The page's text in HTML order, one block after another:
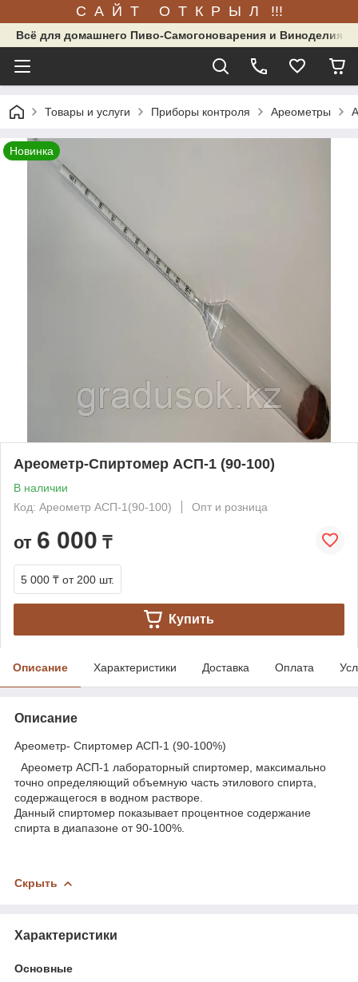
С А Й Т О Т К Р Ы Л !!!
Всё для домашнего Пиво-Самогоноварения и Виноделия.
Товары и услуги Приборы контроля Ареометры
Новинка
Ареометр-Спиртомер АСП-1 (90-100)
В наличии
Код: Ареометр АСП-1(90-100)
Опт и розница
от 6 000 ₸
5 000 ₸ от 200 шт.
Купить
Описание Характеристики Доставка Оплата
Описание
Ареометр- Спиртомер АСП-1 (90-100%)
Ареометр АСП-1 лабораторный спиртомер, максимально
точно определяющий объемную часть этилового спирта,
содержащегося в водном растворе.
Данный спиртомер показывает процентное содержание
спирта в диапазоне от 90-100%.
Скрыть
Характеристики
Основные